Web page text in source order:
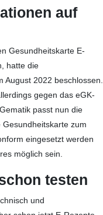
auf
Gesundheitskarte E-
hatte die
2022 beschlossen.
gegen das eGK-
passt nun die
zum
eingesetzt werden
möglich sein.
testen
und